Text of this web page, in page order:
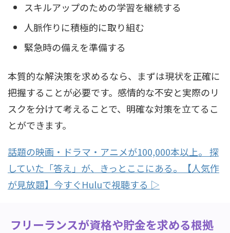
スキルアップのための学習を継続する
人脈作りに積極的に取り組む
緊急時の備えを準備する
本質的な解決策を求めるなら、まずは現状を正確に
把握することが必要です。感情的な不安と実際のリ
スクを分けて考えることで、明確な対策を立てるこ
とができます。
話題の映画・ドラマ・アニメが100,000本以上。 探
していた「答え」が、きっとここにある。【人気作
が見放題】今すぐHuluで視聴する ▷
フリーランスが資格や貯金を求める根拠